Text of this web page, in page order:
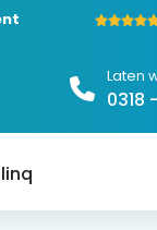
Laten
0318